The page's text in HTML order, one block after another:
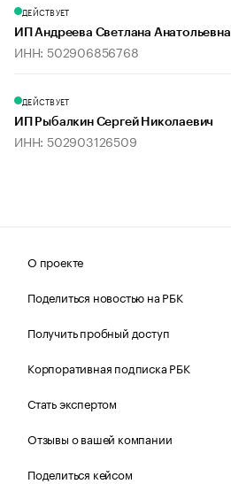
ДЕЙСТВУЕТ
ИП Андреева Светлана Анатольевна
ИНН: 502906856768
ДЕЙСТВУЕТ
ИП Рыбалкин Сергей Николаевич
ИНН: 502903126509
О проекте
Поделиться новостью на РБК
Получить пробный доступ
Корпоративная подписка РБК
Стать экспертом
Отзывы о вашей компании
Поделиться кейсом